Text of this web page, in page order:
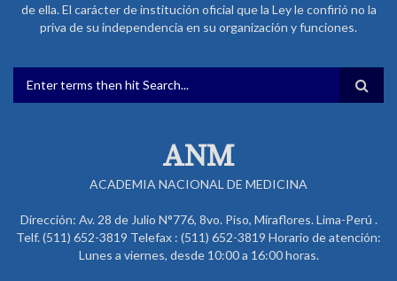
de ella. El carácter de institución oficial que la Ley le confirió no la
priva de su independencia en su organización y funciones.
FORMULARIO DE BÚSQUEDA
ANM
ACADEMIA NACIONAL DE MEDICINA
Dirección: Av. 28 de Julio N°776, 8vo. Piso, Miraflores. Lima-Perú .
Telf. (511) 652-3819 Telefax : (511) 652-3819 Horario de atención:
Lunes a viernes, desde 10:00 a 16:00 horas.